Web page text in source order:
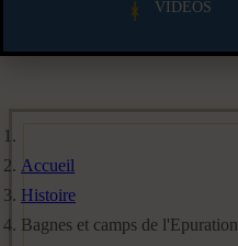
VIDÉOS
Accueil
Histoire
Bagnes et camps de l'Epuration